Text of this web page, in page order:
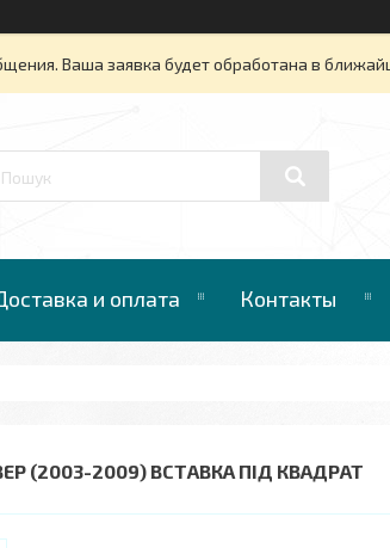
Ваша заявка будет обработана в
и оплата Контакты
(2003-2009) ВСТАВКА ПІД КВАДРАТ